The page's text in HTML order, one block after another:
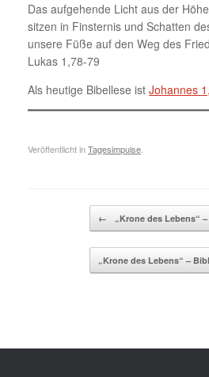
Das aufgehende Licht aus der
sitzen in Finsternis und Schatten
unsere Füße auf den Weg des
Lukas 1,78-79
Als heutige Bibellese ist Johannes
Veröffentlicht inTagesimpulse
← „Krone des Lebens“
„Krone des Lebens“ –